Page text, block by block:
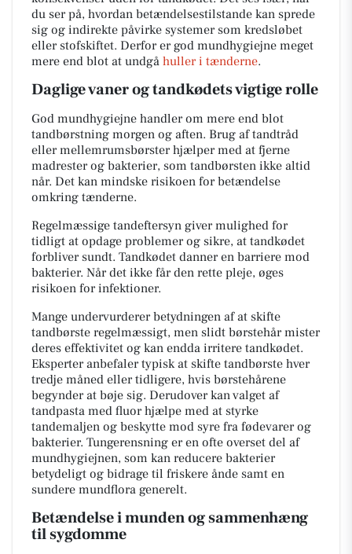
du ser på, hvordan betændelsestilstande kan sprede
sig og indirekte påvirke systemer som kredsløbet
eller stofskiftet. Derfor er god mundhygiejne meget
mere end blot at undgå huller i tænderne.
Daglige vaner og tandkødets vigtige rolle
God mundhygiejne handler om mere end blot
tandbørstning morgen og aften. Brug af tandtråd
eller mellemrumsbørster hjælper med at fjerne
madrester og bakterier, som tandbørsten ikke altid
når. Det kan mindske risikoen for betændelse
omkring tænderne.
Regelmæssige tandeftersyn giver mulighed for
tidligt at opdage problemer og sikre, at tandkødet
forbliver sundt. Tandkødet danner en barriere mod
bakterier. Når det ikke får den rette pleje, øges
risikoen for infektioner.
Mange undervurderer betydningen af at skifte
tandbørste regelmæssigt, men slidt børstehår mister
deres effektivitet og kan endda irritere tandkødet.
Eksperter anbefaler typisk at skifte tandbørste hver
tredje måned eller tidligere, hvis børstehårene
begynder at bøje sig. Derudover kan valget af
tandpasta med fluor hjælpe med at styrke
tandemaljen og beskytte mod syre fra fødevarer og
bakterier. Tungerensning er en ofte overset del af
mundhygiejnen, som kan reducere bakterier
betydeligt og bidrage til friskere ånde samt en
sundere mundflora generelt.
Betændelse i munden og sammenhæng
til sygdomme